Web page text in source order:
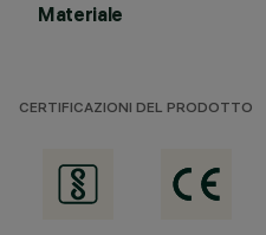
Materiale
CERTIFICAZIONI DEL PRODOTTO